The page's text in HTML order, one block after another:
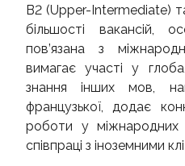
B2 (Upper-Intermediate)
більшості вакансій,
пов’язана з
вимагає участі у
знання інших мов,
французької, додає
роботи у міжнародних
співпраці з іноземними